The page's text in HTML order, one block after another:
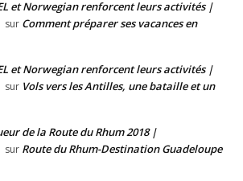
et Norwegian renforcent leurs activités |
sur Comment préparer ses vacances en
et Norwegian renforcent leurs activités |
sur Vols vers les Antilles, une bataille et un
de la Route du Rhum 2018 |
sur Route du Rhum-Destination Guadeloupe